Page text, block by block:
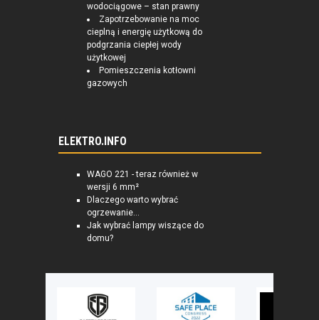
wodociągowe – stan prawny
Zapotrzebowanie na moc
cieplną i energię użytkową do
podgrzania ciepłej wody
użytkowej
Pomieszczenia kotłowni
gazowych
ELEKTRO.INFO
WAGO 221 - teraz również w
wersji 6 mm²
Dlaczego warto wybrać
ogrzewanie...
Jak wybrać lampy wiszące do
domu?